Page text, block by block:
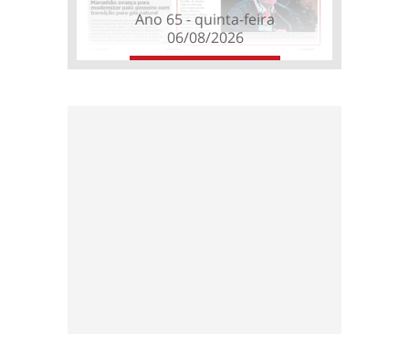
Ano 65 - quinta-feira
06/08/2026